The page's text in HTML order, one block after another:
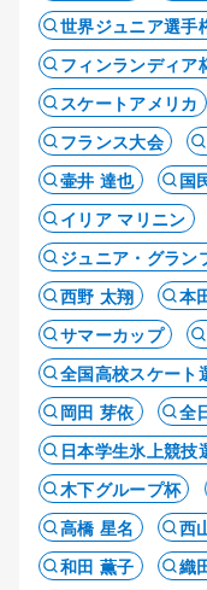
世界ジュニア選手
フィンランディア
スケートアメリカ
フランス大会
壷井 達也
国
イリア マリニン
ジュニア・グラン
西野 太翔
本
サマーカップ
全国高校スケート
岡田 芽依
全
日本学生氷上競技
木下グループ杯
高橋 星名
西
和田 薫子
織